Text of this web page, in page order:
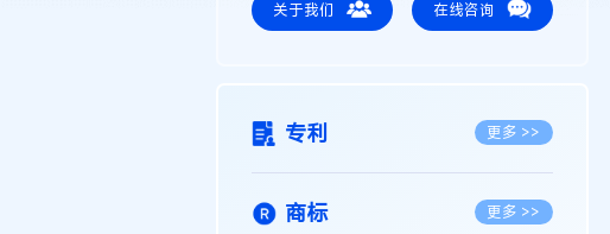
关于我们 在线咨询
专利 更多 >>
商标 更多 >>